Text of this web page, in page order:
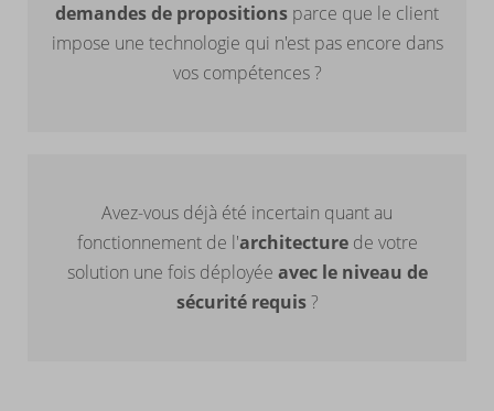
demandes de propositions parce que le client
impose une technologie qui n'est pas encore dans
vos compétences ?
Avez-vous déjà été incertain quant au
fonctionnement de l'architecture de votre
solution une fois déployée avec le niveau de
sécurité requis?